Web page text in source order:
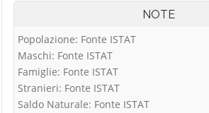
NOTE
Popolazione: Fonte ISTAT
Maschi: Fonte ISTAT
Famiglie: Fonte ISTAT
Stranieri: Fonte ISTAT
Saldo Naturale: Fonte ISTAT